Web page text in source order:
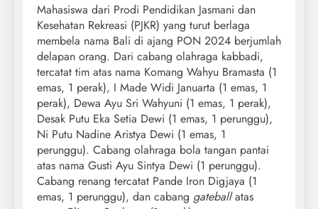
Mahasiswa dari Prodi Pendidikan Jasmani dan
Kesehatan Rekreasi (PJKR) yang turut berlaga
membela nama Bali di ajang PON 2024 berjumlah
delapan orang. Dari cabang olahraga kabbadi,
tercatat tim atas nama Komang Wahyu Bramasta (1
emas, 1 perak), I Made Widi Januarta (1 emas, 1
perak), Dewa Ayu Sri Wahyuni (1 emas, 1 perak),
Desak Putu Eka Setia Dewi (1 emas, 1 perunggu),
Ni Putu Nadine Aristya Dewi (1 emas, 1
perunggu). Cabang olahraga bola tangan pantai
atas nama Gusti Ayu Sintya Dewi (1 perunggu).
Cabang renang tercatat Pande Iron Digjaya (1
emas, 1 perunggu), dan cabang gateballatas